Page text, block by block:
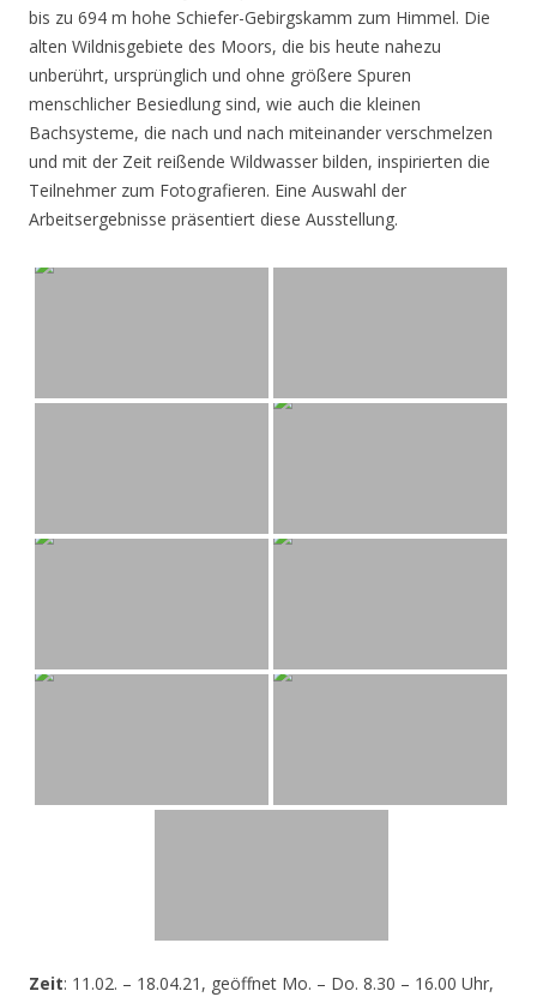
bis zu 694 m hohe Schiefer-Gebirgskamm zum Himmel. Die
alten Wildnisgebiete des Moors, die bis heute nahezu
unberührt, ursprünglich und ohne größere Spuren
menschlicher Besiedlung sind, wie auch die kleinen
Bachsysteme, die nach und nach miteinander verschmelzen
und mit der Zeit reißende Wildwasser bilden, inspirierten die
Teilnehmer zum Fotografieren. Eine Auswahl der
Arbeitsergebnisse präsentiert diese Ausstellung.
Zeit: 11.02. – 18.04.21, geöffnet Mo. – Do. 8.30 – 16.00 Uhr,